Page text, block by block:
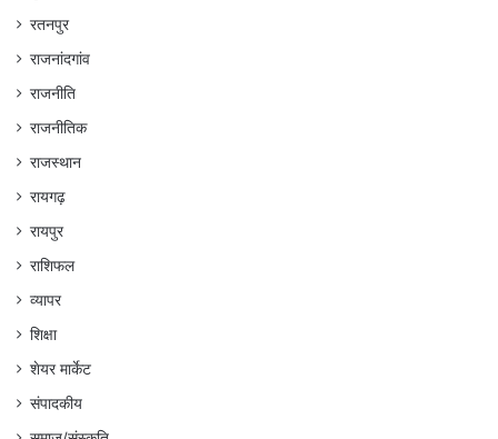
रतनपुर
राजनांदगांव
राजनीति
राजनीतिक
राजस्थान
रायगढ़
रायपुर
राशिफल
व्यापर
शिक्षा
शेयर मार्केट
संपादकीय